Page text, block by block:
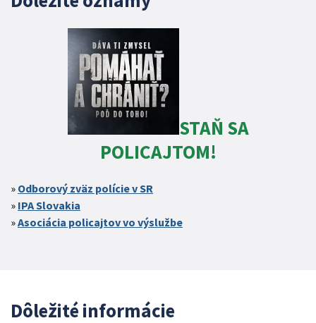
STAŇ SA
POLICAJTOM!
Odborový zväz polície v SR
IPA Slovakia
Asociácia policajtov vo výslužbe
Dôležité informácie